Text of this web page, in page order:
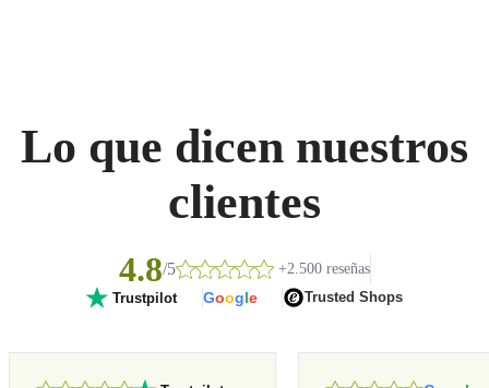
Lo que dicen nuestros
clientes
4.8/5 +2.500 reseñas
Trustpilot Google Trusted Shops